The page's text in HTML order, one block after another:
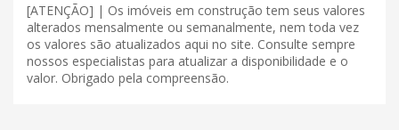
[ATENÇÃO] | Os imóveis em construção tem seus valores
alterados mensalmente ou semanalmente, nem toda vez
os valores são atualizados aqui no site. Consulte sempre
nossos especialistas para atualizar a disponibilidade e o
valor. Obrigado pela compreensão.